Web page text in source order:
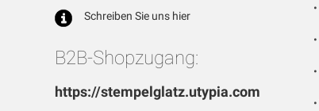
Schreiben Sie uns hier
B2B-Shopzugang:
https://stempelglatz.utypia.com
•
•
•
•